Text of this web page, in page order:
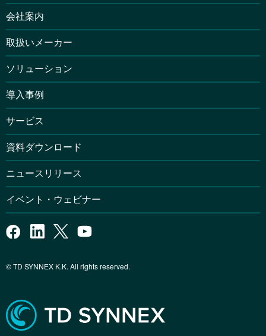
会社案内
取扱いメーカー
ソリューション
導入事例
サービス
資料ダウンロード
ニュースリリース
イベント・ウェビナー
© TD SYNNEX K.K. All rights reserved.